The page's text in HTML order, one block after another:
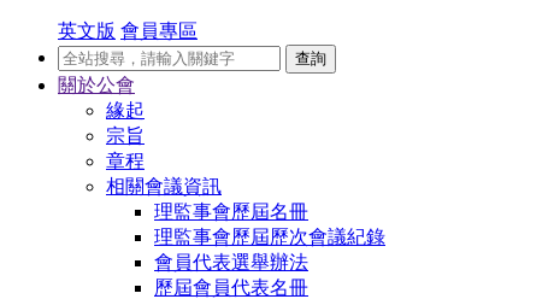
英文版 會員專區
查詢
關於公會
緣起
宗旨
章程
相關會議資訊
理監事會歷屆名冊
理監事會歷屆歷次會議紀錄
會員代表選舉辦法
歷屆會員代表名冊